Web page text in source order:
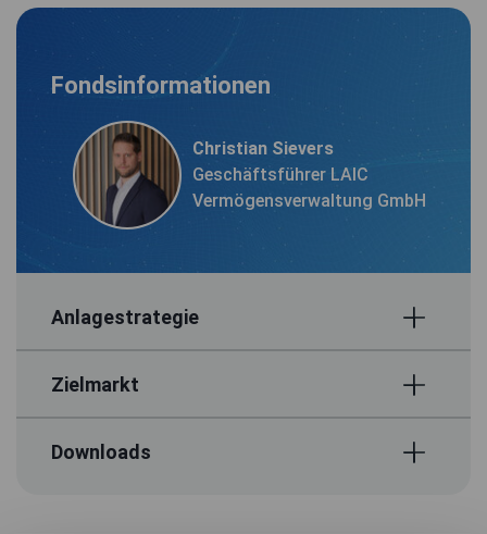
Fondsinformationen
Christian Sievers
Geschäftsführer LAIC
Vermögensverwaltung GmbH
Anlagestrategie
Zielmarkt
Downloads